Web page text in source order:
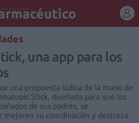
REGÍSTRATE
una app para los
una propuesta lúdica de la mano de
Stick, diseñada para que los
de sus padres, se
mejoren su coordinación y destreza